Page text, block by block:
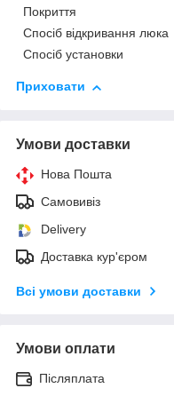
Покриття
Спосіб відкривання люка
Спосіб установки
Приховати
Умови доставки
Нова Пошта
Самовивіз
Delivery
Доставка кур'єром
Всі умови доставки
Умови оплати
Післяплата